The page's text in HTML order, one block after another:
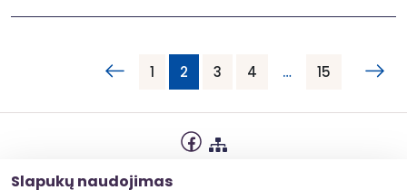
Slapukų naudojimas
1 2 3 4 … 15